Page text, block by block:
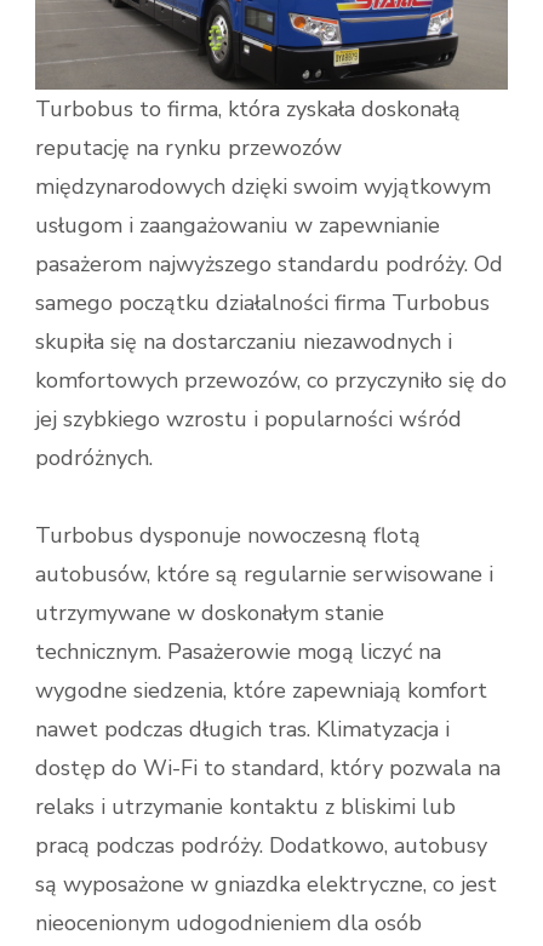
Turbobus to firma, która zyskała doskonałą
reputację na rynku przewozów
międzynarodowych dzięki swoim wyjątkowym
usługom i zaangażowaniu w zapewnianie
pasażerom najwyższego standardu podróży. Od
samego początku działalności firma Turbobus
skupiła się na dostarczaniu niezawodnych i
komfortowych przewozów, co przyczyniło się do
jej szybkiego wzrostu i popularności wśród
podróżnych.
Turbobus dysponuje nowoczesną flotą
autobusów, które są regularnie serwisowane i
utrzymywane w doskonałym stanie
technicznym. Pasażerowie mogą liczyć na
wygodne siedzenia, które zapewniają komfort
nawet podczas długich tras. Klimatyzacja i
dostęp do Wi-Fi to standard, który pozwala na
relaks i utrzymanie kontaktu z bliskimi lub
pracą podczas podróży. Dodatkowo, autobusy
są wyposażone w gniazdka elektryczne, co jest
nieocenionym udogodnieniem dla osób